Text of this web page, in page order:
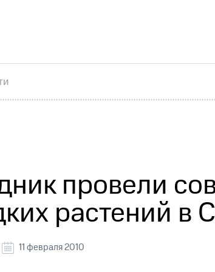
Финансовая отчетностьКонтакты
Раскрытие информации
Акционерный капиталКонтроль и
провели
растений в
11 февраля 2010